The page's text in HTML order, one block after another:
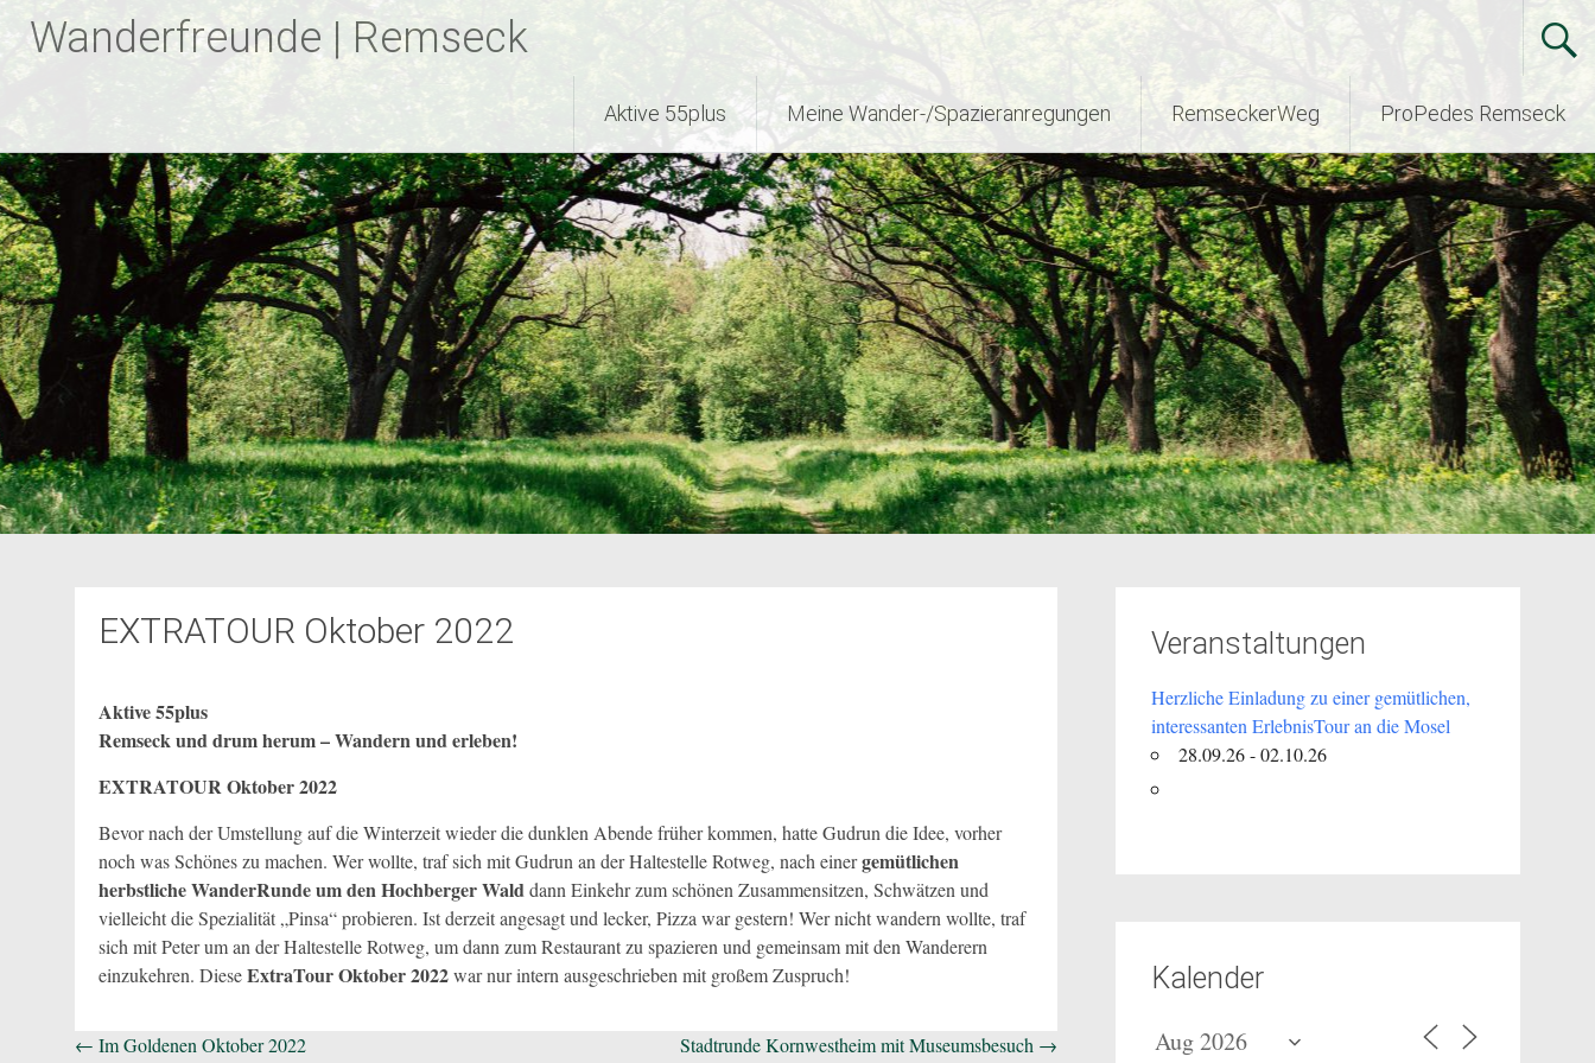
InhaltWanderfreunde | Remseck
Aktive 55plus Meine Wander-/Spazieranregungen RemseckerWeg ProPedes Remseck
EXTRATOUR Oktober 2022
Aktive 55plus
Remseck und drum herum – Wandern und erleben!
EXTRATOUR Oktober 2022
Bevor nach der Umstellung auf die Winterzeit wieder die dunklen Abende früher kommen, hatte Gudrun die Idee, vorher
noch was Schönes zu machen. Wer wollte, traf sich mit Gudrun an der Haltestelle Rotweg, nach einergemütlichen
herbstliche WanderRunde um den Hochberger Walddann Einkehr zum schönen Zusammensitzen, Schwätzen und
vielleicht die Spezialität „Pinsa“ probieren. Ist derzeit angesagt und lecker, Pizza war gestern! Wer nicht wandern wollte, traf
sich mit Peter um an der Haltestelle Rotweg, um dann zum Restaurant zu spazieren und gemeinsam mit den Wanderern
einzukehren. DieseExtraTour Oktober 2022war nur intern ausgeschrieben mit großem Zuspruch!
Beitragsnavigation
← Im Goldenen Oktober 2022 Stadtrunde Kornwestheim mit Museumsbesuch →
Veranstaltungen
Herzliche Einladung zu einer gemütlichen,
interessanten ErlebnisTour an die Mosel
28.09.26 - 02.10.26
Kalender